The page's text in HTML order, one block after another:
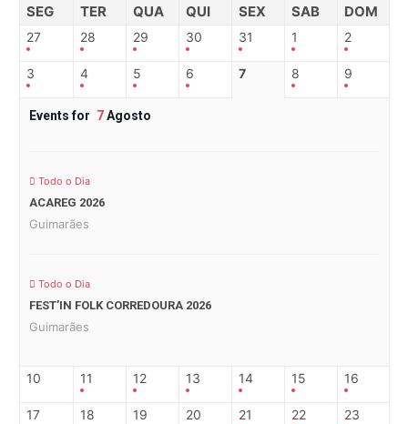
SEG TER QUA QUI SEX SAB DOM
27 28 29 30 31 1 2
3 4 5 6 7 8 9
Events for 7Agosto
Todo o Dia
ACAREG 2026
Guimarães
Todo o Dia
FEST’IN FOLK CORREDOURA 2026
Guimarães
10 11 12 13 14 15 16
17 18 19 20 21 22 23